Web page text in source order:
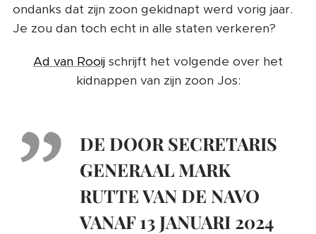
ondanks dat zijn zoon gekidnapt werd vorig jaar.
Je zou dan toch echt in alle staten verkeren?
Ad van Rooij schrijft het volgende over het
kidnappen van zijn zoon Jos:
DE DOOR SECRETARIS
GENERAAL MARK
RUTTE VAN DE NAVO
VANAF 13 JANUARI 2024